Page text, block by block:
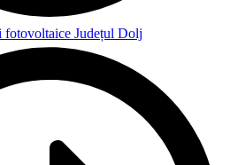
fotovoltaice Județul Dolj